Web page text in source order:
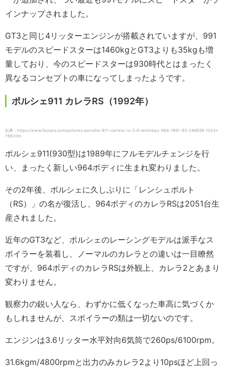
インナップされました。
GT3と同じ4リッターエンジンが搭載されていますが、991
モデルのスピードスターは1460kgとGT3よりも35kgも増
量しており、今のスピードスターは930時代とはまったく
異なるコンセプトの車になってしまったようです。
ポルシェ911 カレラRS（1992年）
出典：https://www.favcars.com/pictures-porsche-911-carrera-rs-3-6-leichtbau-964-1991-93-246839-1024×
768.htm
ポルシェ911(930型)は1989年にフルモデルチェンジを行
い、まったく新しい964ボディに生まれ変わりました。
その2年後、ポルシェに久しぶりに「レンシュポルト
（RS）」の名が復活し、964ボディのカレラRSは2051台生
産されました。
近年のGT3など、ポルシェのレーシングモデルは派手なス
ポイラーを装着し、ノーマルのカレラとの違いは一目瞭然
ですが、964ボディのカレラRSは外観上、カレラ2とあまり
変わりません。
観察力の鋭い人なら、わずかに低くなった車高に気づくか
もしれませんが、スポイラーの類は一切ないのです。
エンジンは3.6リッター水平対向6気筒で260ps/6100rpm。
31.6kgm/4800rpmと出力のみカレラ2より10psほど上回っ